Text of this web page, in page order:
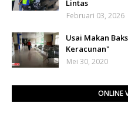
Lintas
Februari 03, 2026
Usai Makan
Keracunan"
Mei 30, 2020
ONLINE